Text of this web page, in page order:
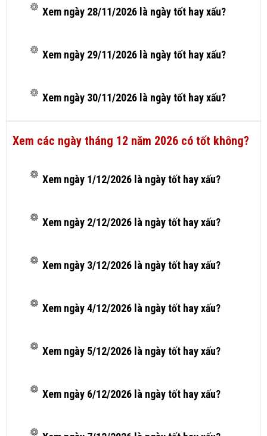
Xem ngày 28/11/2026 là ngày tốt hay xấu?
Xem ngày 29/11/2026 là ngày tốt hay xấu?
Xem ngày 30/11/2026 là ngày tốt hay xấu?
Xem các ngày tháng 12 năm 2026 có tốt không?
Xem ngày 1/12/2026 là ngày tốt hay xấu?
Xem ngày 2/12/2026 là ngày tốt hay xấu?
Xem ngày 3/12/2026 là ngày tốt hay xấu?
Xem ngày 4/12/2026 là ngày tốt hay xấu?
Xem ngày 5/12/2026 là ngày tốt hay xấu?
Xem ngày 6/12/2026 là ngày tốt hay xấu?